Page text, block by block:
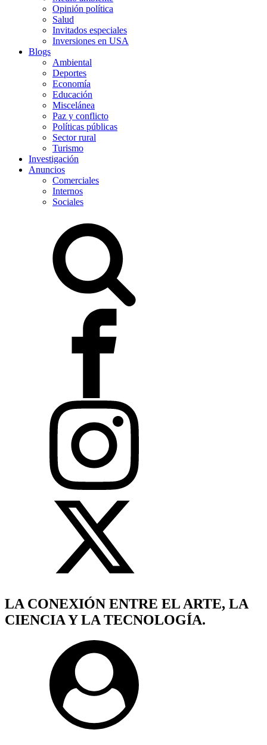
Opinión política
Salud
Invitados especiales
Inversiones en USA
Blogs
Ambiental
Deportes
Economía
Educación
Miscelánea
Paz y conflicto
Políticas públicas
Sector rural
Turismo
Investigación
Anuncios
Comerciales
Internos
Sociales
LA CONEXIÓN ENTRE EL ARTE, LA
CIENCIA Y LA TECNOLOGÍA.